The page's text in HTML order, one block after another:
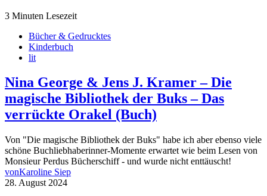
3 Minuten Lesezeit
Bücher & Gedrucktes
Kinderbuch
lit
Nina George & Jens J. Kramer – Die
magische Bibliothek der Buks – Das
verrückte Orakel (Buch)
Von "Die magische Bibliothek der Buks" habe ich aber ebenso viele
schöne Buchliebhaberinner-Momente erwartet wie beim Lesen von
Monsieur Perdus Bücherschiff - und wurde nicht enttäuscht!
vonKaroline Siep
28. August 2024